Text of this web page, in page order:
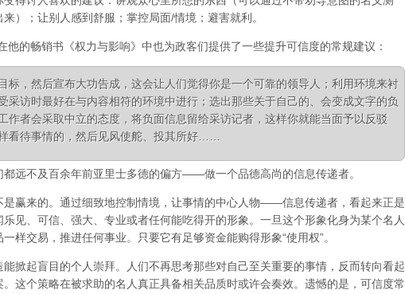
）；让别人感到舒服；掌控局面/情境；避害就利。
他的畅销书《权力与影响》中也为政客们提供了一些提升可信度的常规建议：
标，然后宣布大功告成，这会让人们觉得你是一个可靠的领导人；利用环境来衬
采访时最好在与内容相符的环境中进行；选出那些关于自己的、会变成文字的负
作者会采取中立的态度，将负面信息留给采访记者，这样你就能当面予以反驳
看待事情的，然后见风使舵、投其所好……
都远不及百余年前亚里士多德的偏方——做一个品德高尚的信息传递者。
是赢来的。通过细致地控制情境，让事情的中心人物——信息传递者，看起来正是
见、可信、强大、专业或者任何能吃得开的形象。一旦这个形象化身为某个名人
样交易，推进任何事业。只要它有足够资金能购得形象“使用权”。
掀起盲目的个人崇拜。
人们不再思考那些对自己至关重要的事情，反而转向看起
这个策略在被求助的名人真正具备相关品质时或许会奏效。 遗憾的是，可信度常